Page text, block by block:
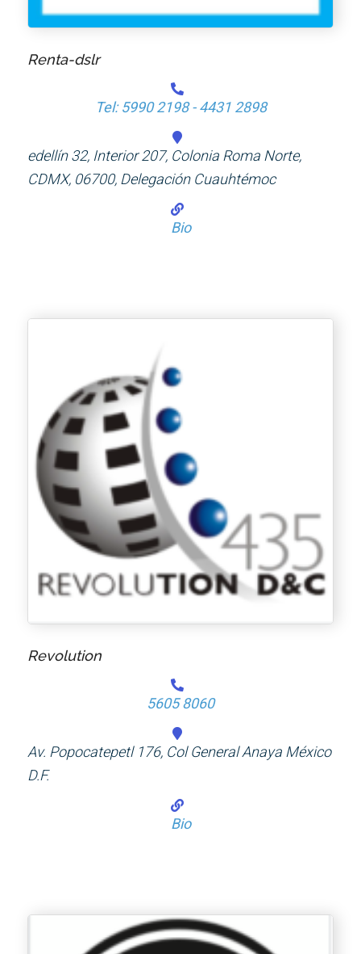
Renta-dslr
Tel: 5990 2198 - 4431 2898
edellín 32, Interior 207, Colonia Roma Norte,
CDMX, 06700, Delegación Cuauhtémoc
Bio
Revolution
5605 8060
Av. Popocatepetl 176, Col General Anaya México
D.F.
Bio